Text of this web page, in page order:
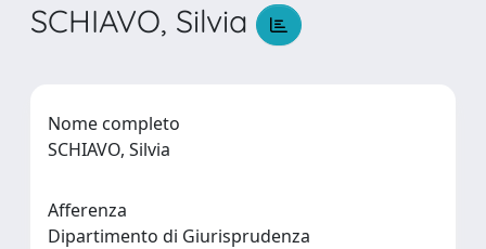
SCHIAVO, Silvia
Nome completo
SCHIAVO, Silvia
Afferenza
Dipartimento di Giurisprudenza